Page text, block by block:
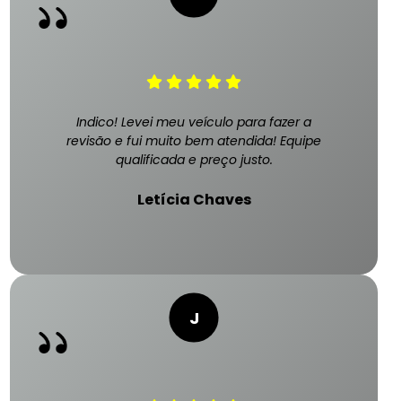
Indico! Levei meu veículo para fazer a
revisão e fui muito bem atendida! Equipe
qualificada e preço justo.
Letícia Chaves